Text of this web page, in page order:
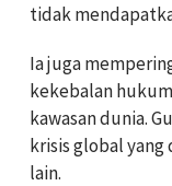
tidak
Ia juga
kekebalan
kawasan dunia.
krisis global yang
lain.